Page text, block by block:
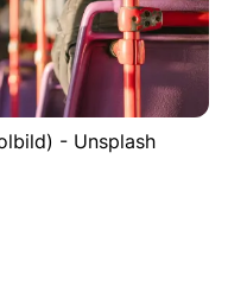
- Unsplash